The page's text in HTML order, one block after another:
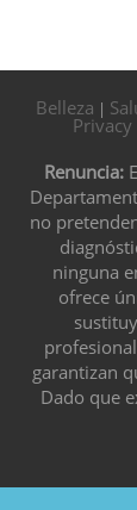
Belleza |
Privacy
Renuncia:
no
ninguna
ofrece
garantizan
Dado que